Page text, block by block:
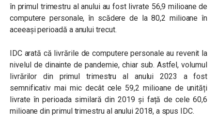
în primul trimestru al anului au fost livrate 56,9 milioane de
computere personale, în scădere de la 80,2 milioane în
aceeași perioadă a anului trecut.
IDC arată că livrările de computere personale au revenit la
nivelul de dinainte de pandemie, chiar sub. Astfel, volumul
livrărilor din primul trimestru al anului 2023 a fost
semnificativ mai mic decât cele 59,2 milioane de unități
livrate în perioada similară din 2019 și față de cele 60,6
milioane din primul trimestru al anului 2018, a spus IDC.